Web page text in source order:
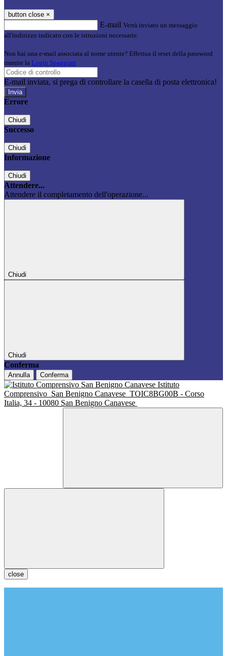
button close ×
E-mail Verrà inviato un messaggio
all'indirizzo indicato con le istruzioni necessarie.
Non hai una e-mail associata al nome utente? Effettua il reset della password
tramite la Login Spaggiari
E-mail inviata, si prega di controllare la casella di posta elettronica!
Errore
Chiudi
Successo
Chiudi
Informazione
Chiudi
Attendere...
Attendere il completamento dell'operazione...
Chiudi
Chiudi
Conferma
Annulla Conferma
Istituto
Comprensivo San Benigno Canavese TOIC8BG00B - Corso
Italia, 34 - 10080 San Benigno Canavese
close